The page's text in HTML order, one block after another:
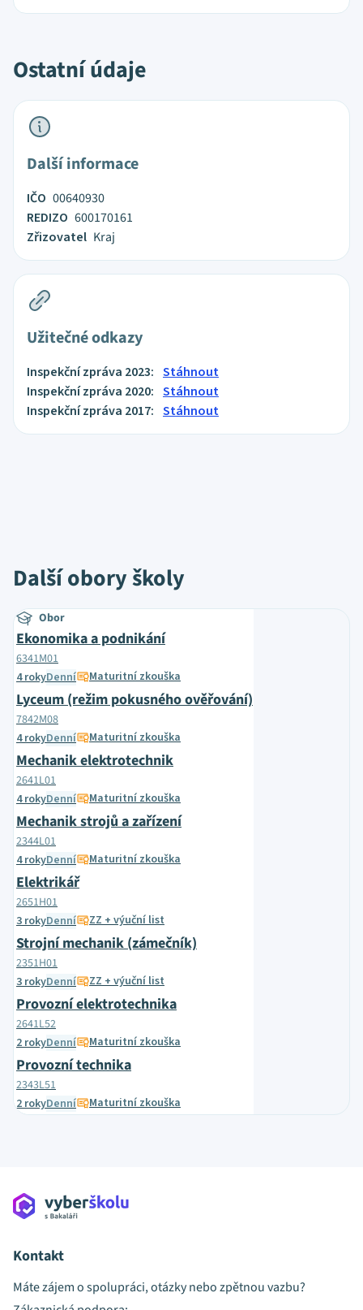
Ostatní údaje
Další informace
IČO 00640930
REDIZO 600170161
Zřizovatel Kraj
Užitečné odkazy
Inspekční zpráva 2023: Stáhnout
Inspekční zpráva 2020: Stáhnout
Inspekční zpráva 2017: Stáhnout
Další obory školy
Obor
Ekonomika a podnikání
6341M01
4 rokyDenní Maturitní zkouška
Lyceum (režim pokusného ověřování)
7842M08
4 rokyDenní Maturitní zkouška
Mechanik elektrotechnik
2641L01
4 rokyDenní Maturitní zkouška
Mechanik strojů a zařízení
2344L01
4 rokyDenní Maturitní zkouška
Elektrikář
2651H01
3 rokyDenní ZZ + výuční list
Strojní mechanik (zámečník)
2351H01
3 rokyDenní ZZ + výuční list
Provozní elektrotechnika
2641L52
2 rokyDenní Maturitní zkouška
Provozní technika
2343L51
2 rokyDenní Maturitní zkouška
Kontakt
Máte zájem o spolupráci, otázky nebo zpětnou vazbu?